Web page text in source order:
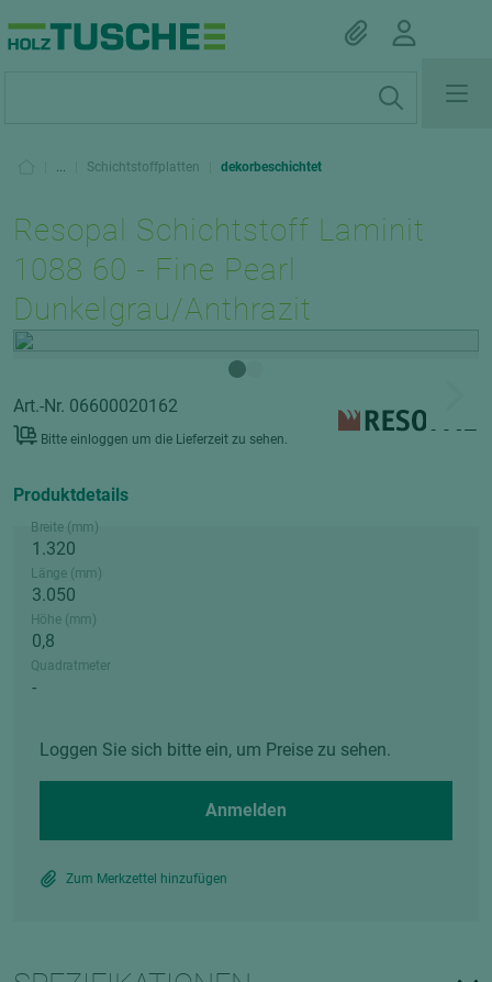
... Schichtstoffplatten dekorbeschichtet
Resopal Schichtstoff Laminit
1088 60 - Fine Pearl
Dunkelgrau/Anthrazit
Art.-Nr. 06600020162
Bitte einloggen um die Lieferzeit zu sehen.
Produktdetails
Breite (mm)
Länge (mm)
Höhe (mm)
Quadratmeter
Loggen Sie sich bitte ein, um Preise zu sehen.
Anmelden
Zum Merkzettel hinzufügen